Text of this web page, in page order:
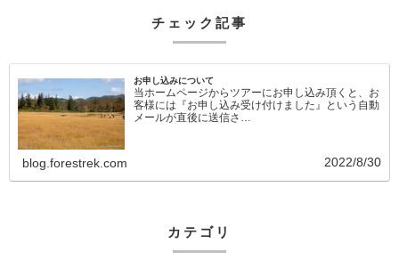
チェック記事
お申し込みについて
当ホームページからツアーにお申し込み頂くと、お
客様には『お申し込み受け付けました』という自動
メールが直後に送信さ…
blog.forestrek.com 2022/8/30
カテゴリ